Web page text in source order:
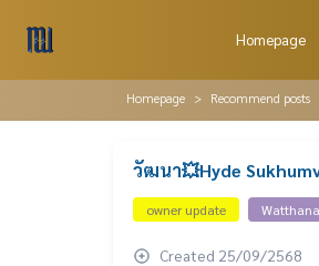
Homepage
Homepage Recommend posts
วัฒนา💥Hyde
owner update Watthana
Created 25/09/2568